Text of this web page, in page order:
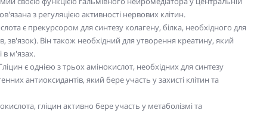
з регуляцією активності нервових клітин.
є прекурсором для синтезу колагену, білка, необхідного для
зв'язок). Він також необхідний для утворення креатину, який
в м'язах.
є однією з трьох амінокислот, необхідних для синтезу
антиоксидантів, який бере участь у захисті клітин та
гліцин активно бере участь у метаболізмі та